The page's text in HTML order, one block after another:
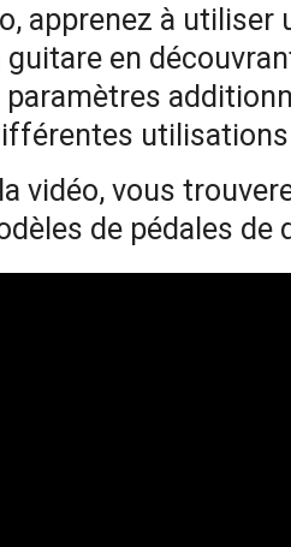
apprenez à utiliser
guitare en
vidéo, vous
de pédales de